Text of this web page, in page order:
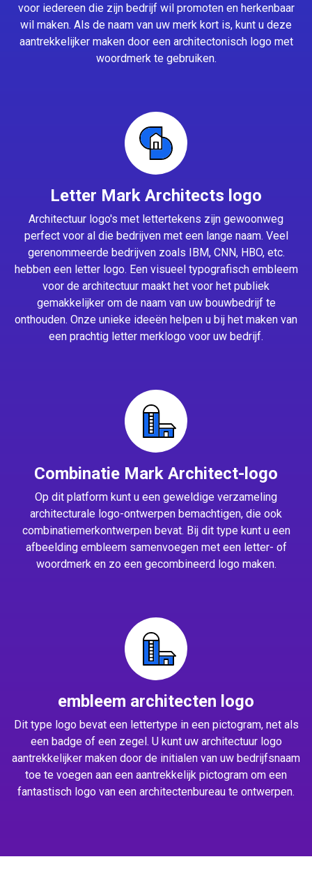
voor iedereen die zijn bedrijf wil promoten en herkenbaar
wil maken. Als de naam van uw merk kort is, kunt u deze
aantrekkelijker maken door een architectonisch logo met
woordmerk te gebruiken.
Letter Mark Architects logo
Architectuur logo's met lettertekens zijn gewoonweg
perfect voor al die bedrijven met een lange naam. Veel
gerenommeerde bedrijven zoals IBM, CNN, HBO, etc.
hebben een letter logo. Een visueel typografisch embleem
voor de architectuur maakt het voor het publiek
gemakkelijker om de naam van uw bouwbedrijf te
onthouden. Onze unieke ideeën helpen u bij het maken van
een prachtig letter merklogo voor uw bedrijf.
Combinatie Mark Architect-logo
Op dit platform kunt u een geweldige verzameling
architecturale logo-ontwerpen bemachtigen, die ook
combinatiemerkontwerpen bevat. Bij dit type kunt u een
afbeelding embleem samenvoegen met een letter- of
woordmerk en zo een gecombineerd logo maken.
embleem architecten logo
Dit type logo bevat een lettertype in een pictogram, net als
een badge of een zegel. U kunt uw architectuur logo
aantrekkelijker maken door de initialen van uw bedrijfsnaam
toe te voegen aan een aantrekkelijk pictogram om een
fantastisch logo van een architectenbureau te ontwerpen.